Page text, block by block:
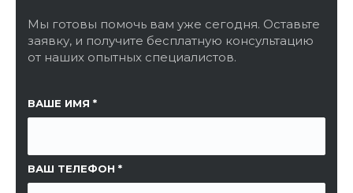
Мы готовы помочь вам уже сегодня. Оставьте
заявку, и получите бесплатную консультацию
от наших опытных специалистов.
ВАШЕ ИМЯ
ВАШ ТЕЛЕФОН
ССЫЛКА НА СТРАНИЦУ